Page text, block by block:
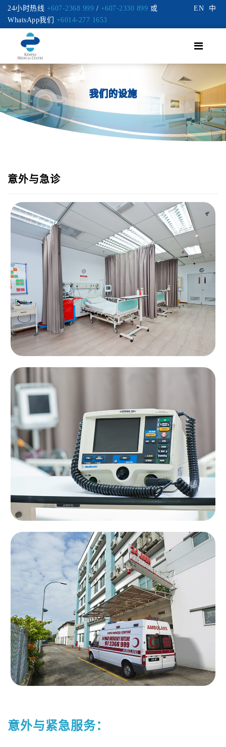
24小时热线 +607-2368 999 / +607-2330 899 或
WhatsApp我们 +6014-277 1653
EN 中
我们的设施
意外与急诊
意外与紧急服务：